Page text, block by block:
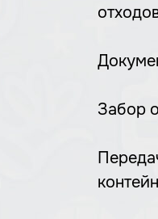
Забор